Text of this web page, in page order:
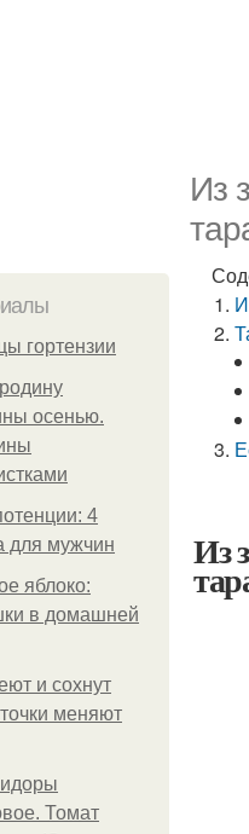
Из
гортензии
осенью.
4
для мужчин
яблоко:
в домашней
и сохнут
меняют
Томат
Из